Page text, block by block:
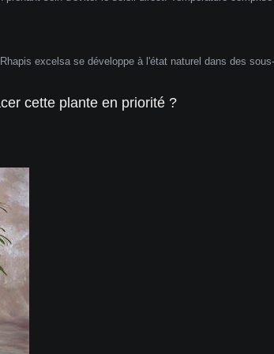
excelsa se développe à l'état naturel dans des
cette plante en priorité ?